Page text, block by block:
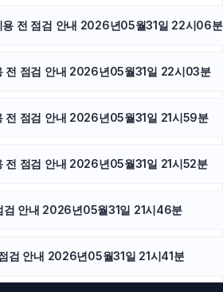
용 전 점검 안내 2026년05월31일 22시06분
전 점검 안내 2026년05월31일 22시03분
전 점검 안내 2026년05월31일 21시59분
전 점검 안내 2026년05월31일 21시52분
검 안내 2026년05월31일 21시46분
검 안내 2026년05월31일 21시41분